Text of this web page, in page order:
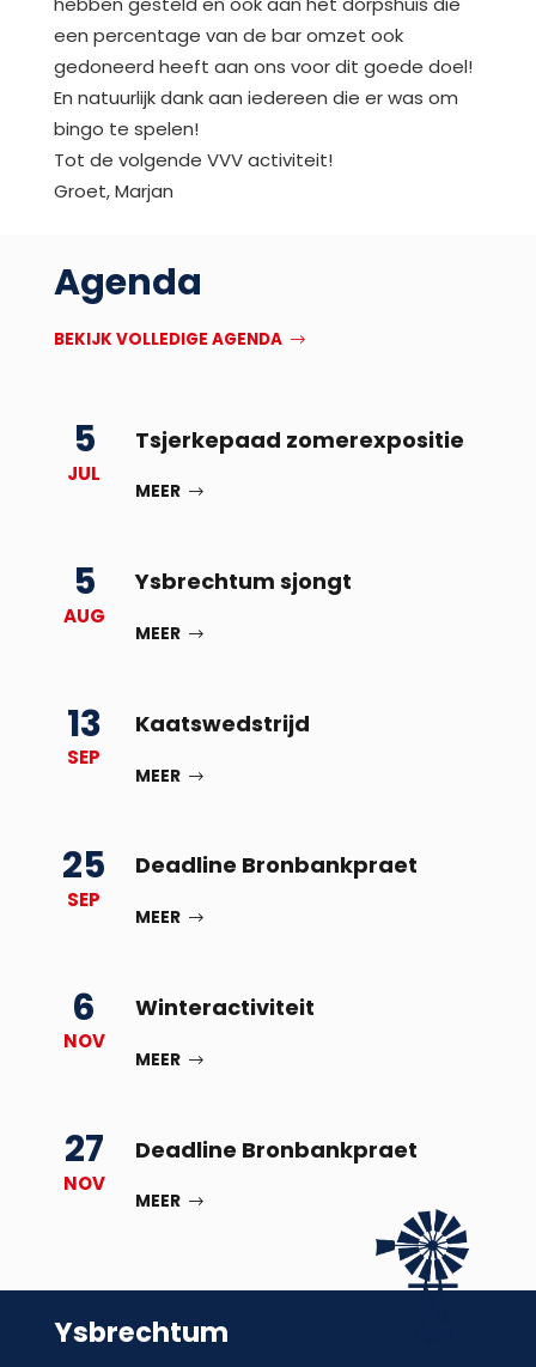
een percentage van de bar omzet ook
gedoneerd heeft aan ons voor dit goede doel!
En natuurlijk dank aan iedereen die er was om
bingo te spelen!
Tot de volgende VVV activiteit!
Groet, Marjan
Agenda
BEKIJK VOLLEDIGE AGENDA
5
JUL
Tsjerkepaad zomerexpositie
MEER
5
AUG
Ysbrechtum sjongt
MEER
13
SEP
Kaatswedstrijd
MEER
25
SEP
Deadline Bronbankpraet
MEER
6
NOV
Winteractiviteit
MEER
27
NOV
Deadline Bronbankpraet
MEER
Ysbrechtum